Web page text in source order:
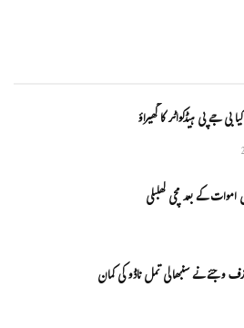
بی جے پی ہیڈکواٹر کا گھیراؤ
کے بعد مچی کھلبلی
وجئے نے سنبھالی تمل ناڈو کی کمان